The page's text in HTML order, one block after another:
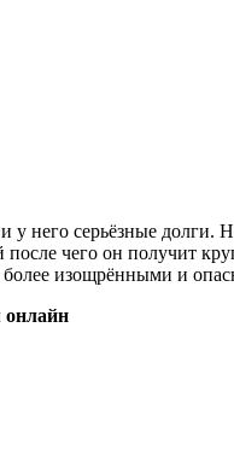
серьёзные долги.
чего он получит
и более изощрёнными и